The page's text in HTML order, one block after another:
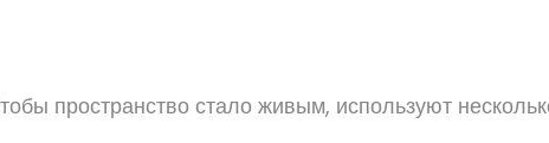
пространство стало живым, используют